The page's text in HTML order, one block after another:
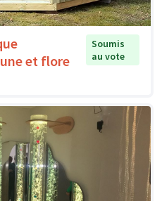
et flore
Soumis
au vote